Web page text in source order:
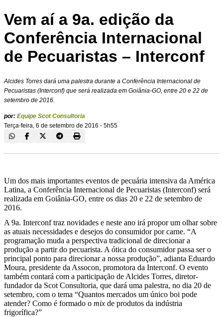
Vem aí a 9a. edição da
Conferência Internacional
de Pecuaristas – Interconf
Alcides Torres dará uma palestra durante a Conferência Internacional de
Pecuaristas (Interconf) que será realizada em Goiânia-GO, entre 20 e 22 de
setembro de 2016.
por: Equipe Scot Consultoria
Terça-feira, 6 de setembro de 2016 - 5h55
Um dos mais importantes eventos de pecuária intensiva da América
Latina, a Conferência Internacional de Pecuaristas (Interconf) será
realizada em Goiânia-GO, entre os dias 20 e 22 de setembro de
2016.
A 9a. Interconf traz novidades e neste ano irá propor um olhar sobre
as atuais necessidades e desejos do consumidor por carne. “A
programação muda a perspectiva tradicional de direcionar a
produção a partir do pecuarista. A ótica do consumidor passa ser o
principal ponto para direcionar a nossa produção”, adianta Eduardo
Moura, presidente da Assocon, promotora da Interconf. O evento
também contará com a participação de Alcides Torres, diretor-
fundador da Scot Consultoria, que dará uma palestra, no dia 20 de
setembro, com o tema “Quantos mercados um único boi pode
atender? Como é formado o mix de produtos da indústria
frigorífica?”